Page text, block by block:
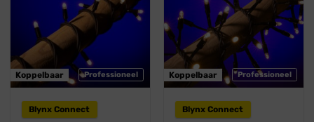
Professioneel
Koppelbaar
Blynx Connect
Professioneel
Koppelbaar
Blynx Connect